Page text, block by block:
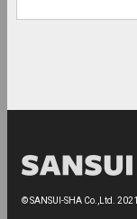
© SANSUI-SHA Co.,Ltd. 2021